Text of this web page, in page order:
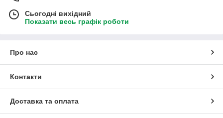
Сьогодні вихідний
Показати весь графік роботи
Про нас
Контакти
Доставка та оплата